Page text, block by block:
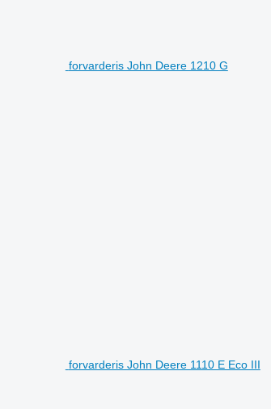
forvarderis John Deere 1210 G
forvarderis John Deere 1110 E Eco III